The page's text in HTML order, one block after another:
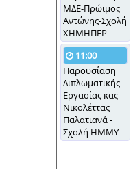
ΜΔΕ-Πρώιμος
Αντώνης-Σχολή
ΧΗΜΗΠΕΡ
11:00
Παρουσίαση
Διπλωματικής
Εργασίας κας
Νικολέττας
Παλατιανά -
Σχολή ΗΜΜΥ